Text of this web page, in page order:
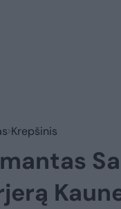
Krepšinis